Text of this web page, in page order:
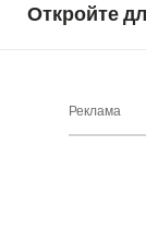
Откройте
Реклама